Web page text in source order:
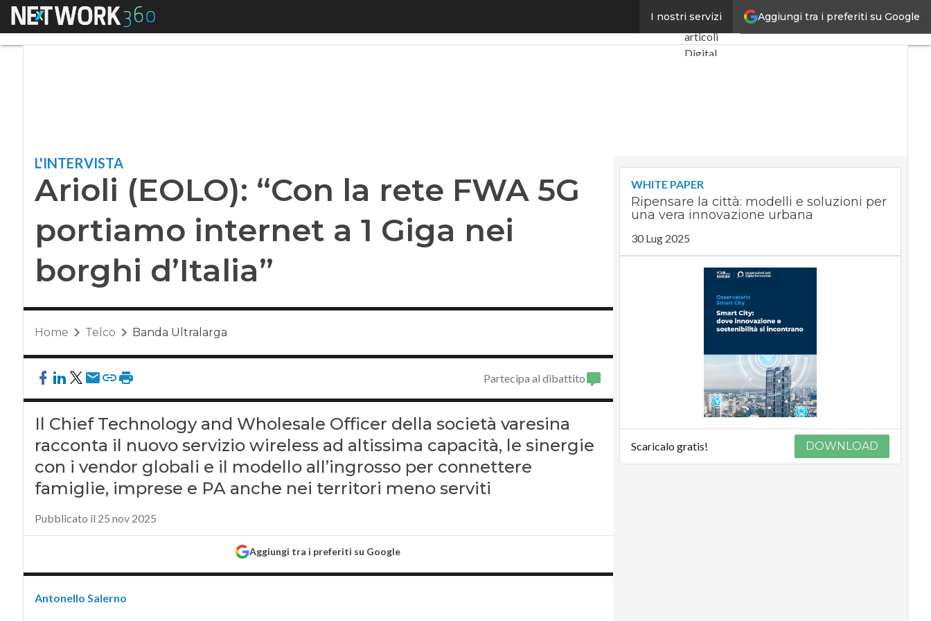
Aggiungi tra i preferiti su Google
I nostri servizi
Menu Arioli (EOLO): “Con la rete FWA 5G portiamo internet a 1 Giga nei borghi d’Italia”Ultimi
articoli
Digital
Green
economy
Intelligenza
artificiale
Videointerviste
Le Guide di
CorCom
Privacy
L'INTERVISTA
Arioli (EOLO): “Con la rete FWA 5G
portiamo internet a 1 Giga nei
borghi d’Italia”
Home Telco Banda Ultralarga
Partecipa al dibattito
Il Chief Technology and Wholesale Officer della società varesina
racconta il nuovo servizio wireless ad altissima capacità, le sinergie
con i vendor globali e il modello all’ingrosso per connettere
famiglie, imprese e PA anche nei territori meno serviti
Pubblicato il 25 nov 2025
Aggiungi tra i preferiti su Google
Antonello Salerno
WHITE PAPER
Ripensare la città: modelli e soluzioni per
una vera innovazione urbana
30 Lug 2025
Scaricalo gratis! DOWNLOAD